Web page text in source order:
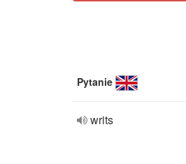
Pytanie
writs